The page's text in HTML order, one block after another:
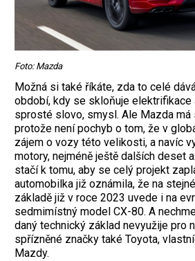
Foto: Mazda
Možná si také říkáte, zda to celé
období, kdy se skloňuje elektrifikace
sprosté slovo, smysl. Ale Mazda má
protože není pochyb o tom, že v
zájem o vozy této velikosti, a navíc
motory, nejméně ještě dalších deset
stačí k tomu, aby se celý projekt
automobilka již oznámila, že na
základě již v roce 2023 uvede i na
sedmimístný model CX-80. A
daný technický základ nevyužije pro
spřízněné značky také Toyota,
Mazdy.